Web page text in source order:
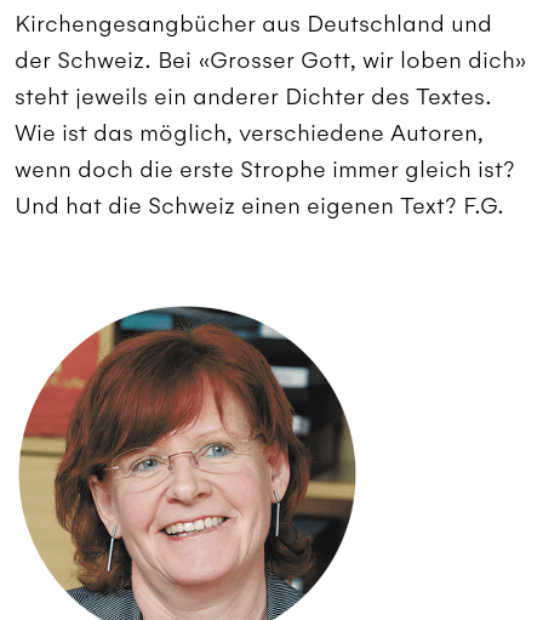
Kirchengesangbücher aus Deutschland und
der Schweiz. Bei «Grosser Gott, wir loben dich»
steht jeweils ein anderer Dichter des Textes.
Wie ist das möglich, verschiedene Autoren,
wenn doch die erste Strophe immer gleich ist?
Und hat die Schweiz einen eigenen Text? F.G.